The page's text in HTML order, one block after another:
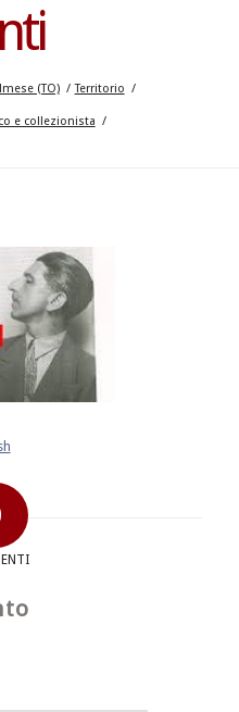
(TO) / Territorio /
e collezionista /